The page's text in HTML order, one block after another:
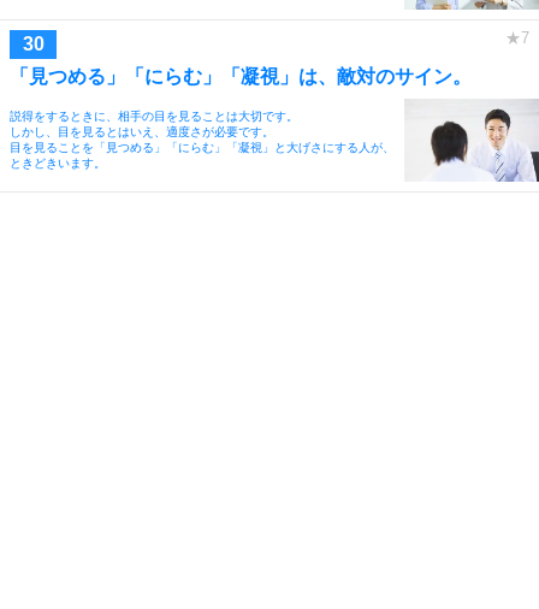
「見つめる」「にらむ」「凝視」は、敵対のサイン。
説得をするときに、相手の目を見ることは大切です。
しかし、目を見るとはいえ、適度さが必要です。
目を見ることを「見つめる」「にらむ」「凝視」と大げさにする人が、
ときどきいます。